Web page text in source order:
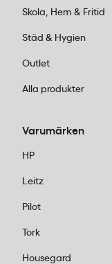
Skola, Hem & Fritid
Städ & Hygien
Outlet
Alla produkter
Varumärken
HP
Leitz
Pilot
Tork
Housegard